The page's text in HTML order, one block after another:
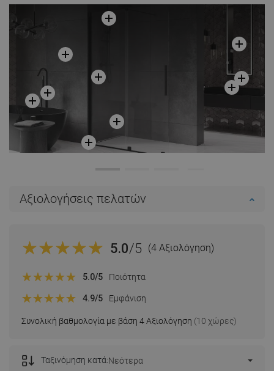
Αξιολογήσεις πελατών
5.0/5 (4 Αξιολόγηση)
Συνολική βαθμολογία με βάση 4 Αξιολόγηση (10 χώρες)
5.0/5 Ποιότητα
4.9/5 Εμφάνιση
Ταξινόμηση κατά:Νεότερα